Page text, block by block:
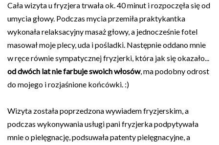
Cała wizyta u fryzjera trwała ok. 40 minut i rozpoczęła się od
umycia głowy. Podczas mycia przemiła praktykantka
wykonała relaksacyjny masaż głowy, a jednocześnie fotel
masował moje plecy, uda i pośladki. Następnie oddano mnie
w ręce równie sympatycznej fryzjerki, która jak się okazało...
od dwóch lat nie farbuje swoich włosów, ma podobny odrost
do mojego i rozjaśnione końcówki. :)
Wizyta została poprzedzona wywiadem fryzjerskim, a
podczas wykonywania usługi pani fryzjerka podpytywała
mnie o pielęgnację, podsuwała patenty pielęgnacyjne, a